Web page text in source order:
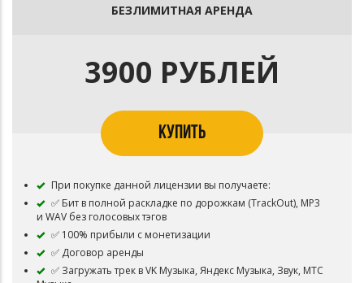
Перепродажа битаБЕЗЛИМИТНАЯ АРЕНДА
3900 РУБЛЕЙ
КУПИТЬ
При покупке данной лицензии вы получаете:
✅ Бит в полной раскладке по дорожкам (TrackOut), MP3
и WAV без голосовых тэгов
✅ 100% прибыли с монетизации
✅ Договор аренды
✅ Загружать трек в VK Музыка, Яндекс Музыка, Звук, МТС